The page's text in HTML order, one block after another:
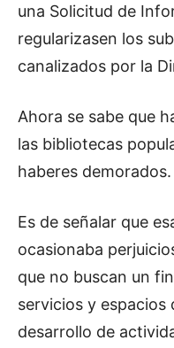
una Solicitud de
regularizasen los
canalizados por la
Ahora se sabe que
las bibliotecas
haberes demorados.
Es de señalar que
ocasionaba
que no buscan un
servicios y espacios
desarrollo de